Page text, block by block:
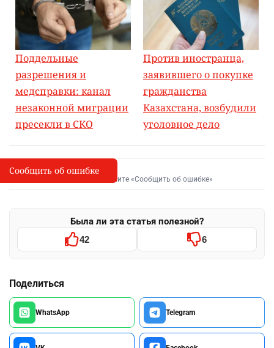
Поддельные
разрешения и
медсправки: канал
незаконной миграции
пресекли в СКО
Против иностранца,
заявившего о покупке
гражданства
Казахстана, возбудили
уголовное дело
I
Сообщить об опечатке
Выделите фрагмент и нажмите «Сообщить об ошибке»
Была ли эта статья полезной?
42 6
Поделиться
WhatsApp Telegram
Сообщить об ошибке